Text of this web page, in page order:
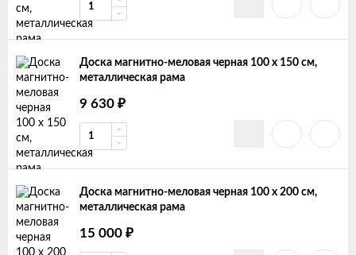
Доска магнитно-меловая черная 100 х 150 см,
металлическая рама
9 630 ₽
Доска магнитно-меловая черная 100 х 200 см,
металлическая рама
15 000 ₽